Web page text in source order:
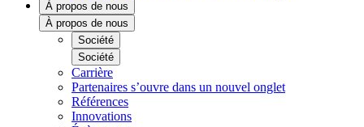
À propos de nous
À propos de nous
Société
Société
Carrière
Partenaires s’ouvre dans un nouvel onglet
Références
Innovations